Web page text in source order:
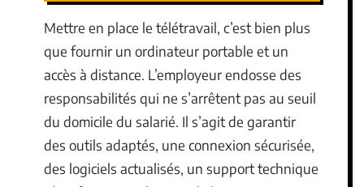
Mettre en place le télétravail, c’est bien plus
que fournir un ordinateur portable et un
accès à distance. L’employeur endosse des
responsabilités qui ne s’arrêtent pas au seuil
du domicile du salarié. Il s’agit de garantir
des outils adaptés, une connexion sécurisée,
des logiciels actualisés, un support technique